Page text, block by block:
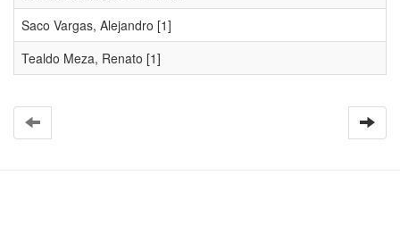
Saco Vargas, Alejandro [1]
Tealdo Meza, Renato [1]